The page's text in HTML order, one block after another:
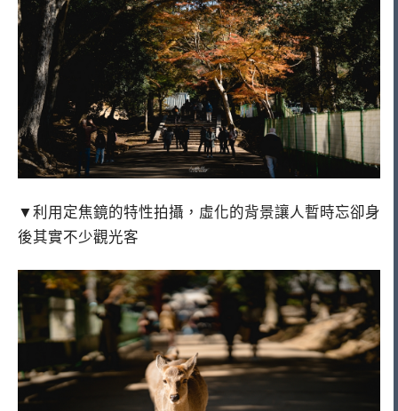
▼利用定焦鏡的特性拍攝，虛化的背景讓人暫時忘卻身
後其實不少觀光客